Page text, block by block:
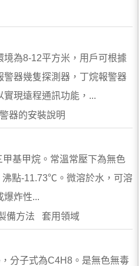
為8-12平方米，用戶可根據
警器幾隻探測器，丁烷報警器
現遠程通訊功能，...
器的安裝說明
基甲烷。常溫常壓下為無色
點-11.73℃。微溶於水，可溶
爆炸性...
備方法 套用領域
分子式為C4H8。是無色無毒